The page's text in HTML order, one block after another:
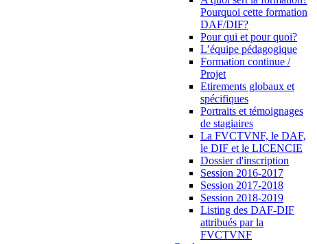
Pourquoi cette formation
DAF/DIF?
Pour qui et pour quoi?
L’équipe pédagogique
Formation continue /
Projet
Etirements globaux et
spécifiques
Portraits et témoignages
de stagiaires
La FVCTVNF, le DAF,
le DIF et le LICENCIE
Dossier d'inscription
Session 2016-2017
Session 2017-2018
Session 2018-2019
Listing des DAF-DIF
attribués par la
FVCTVNF